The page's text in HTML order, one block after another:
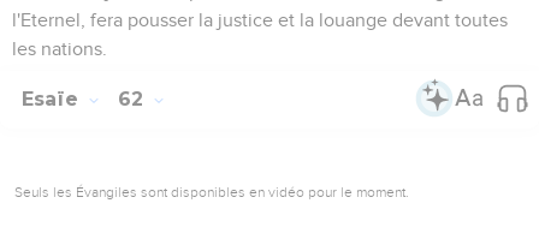
l'Eternel, fera pousser la justice et la louange devant toutes
les nations.
Esaïe 62
Seuls les Évangiles sont disponibles en vidéo pour le moment.